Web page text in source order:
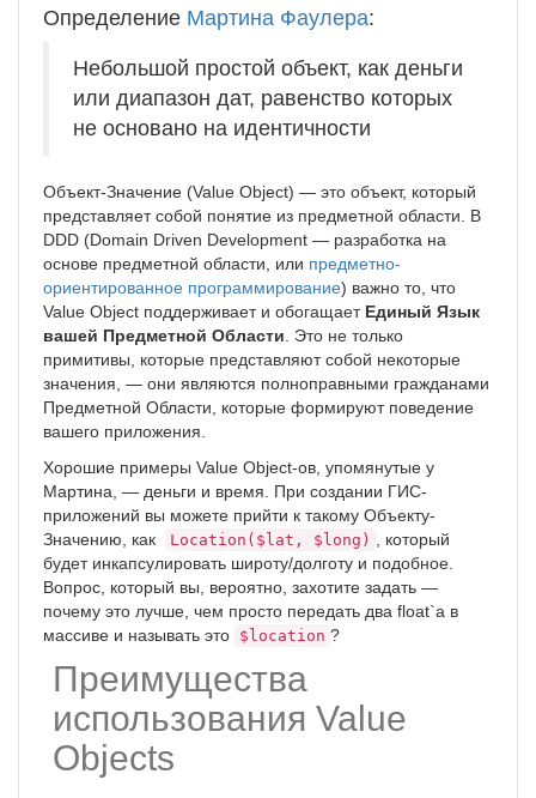
Определение Мартина Фаулера:
Небольшой простой объект, как деньги
или диапазон дат, равенство которых
не основано на идентичности
Объект-Значение (Value Object) — это объект, который
представляет собой понятие из предметной области. В
DDD (Domain Driven Development — разработка на
основе предметной области, или предметно-
ориентированное программирование) важно то, что
Value Object поддерживает и обогащает Единый Язык
вашей Предметной Области . Это не только
примитивы, которые представляют собой некоторые
значения, — они являются полноправными гражданами
Предметной Области, которые формируют поведение
вашего приложения.
Хорошие примеры Value Object-ов, упомянутые у
Мартина, — деньги и время. При создании ГИС-
приложений вы можете прийти к такому Объекту-
Значению, как
Location($lat, $long)
, который
будет инкапсулировать широту/долготу и подобное.
Вопрос, который вы, вероятно, захотите задать —
почему это лучше, чем просто передать два float`а в
массиве и называть это $location ?
Преимущества
использования Value
Objects